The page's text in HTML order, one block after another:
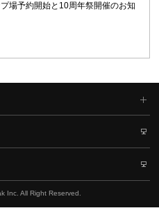
予約開始と10周年祭開催のお知
Inc. All Right Reserved.